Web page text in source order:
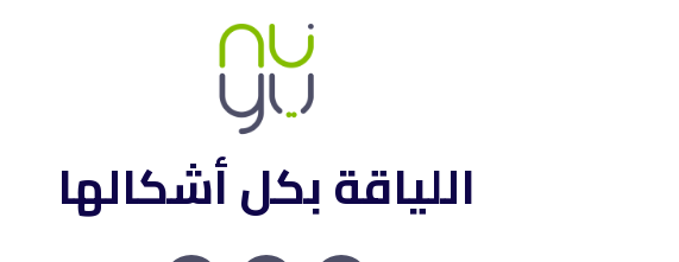
اللياقة بكل أشكالها